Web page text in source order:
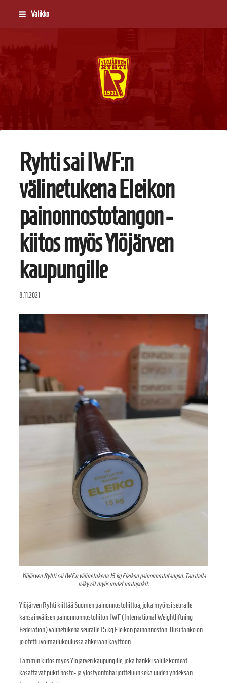
Valikko
Ylöjärven Ryhti
Ryhti sai IWF:n
välinetukena Eleikon
painonnostotangon -
kiitos myös Ylöjärven
kaupungille
8.11.2021
Ylöjärven Ryhti sai IWF:n välinetukena 15 kg Eleikon painonnostotangon. Taustalla
näkyvät myös uudet nostopukit.
Ylöjärven Ryhti kiittää Suomen painonnostoliittoa, joka myönsi seuralle
kansainvälisen painonnonnostoliiton IWF (International Weightliftning
Federation) välinetukena seuralle 15 kg Eleikon painonnoston. Uusi tanko on
jo otettu voimailukoulussa ahkeraan käyttöön.
Lämmin kiitos myös Ylöjärven kaupungille, joka hankki salille komeat
kasattavat pukit nosto- ja ylöstyöntöharjoitteluun sekä uuden yhdeksän